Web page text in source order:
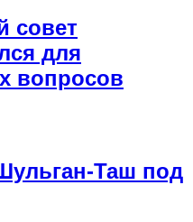
совет
для
вопросов
Таш под